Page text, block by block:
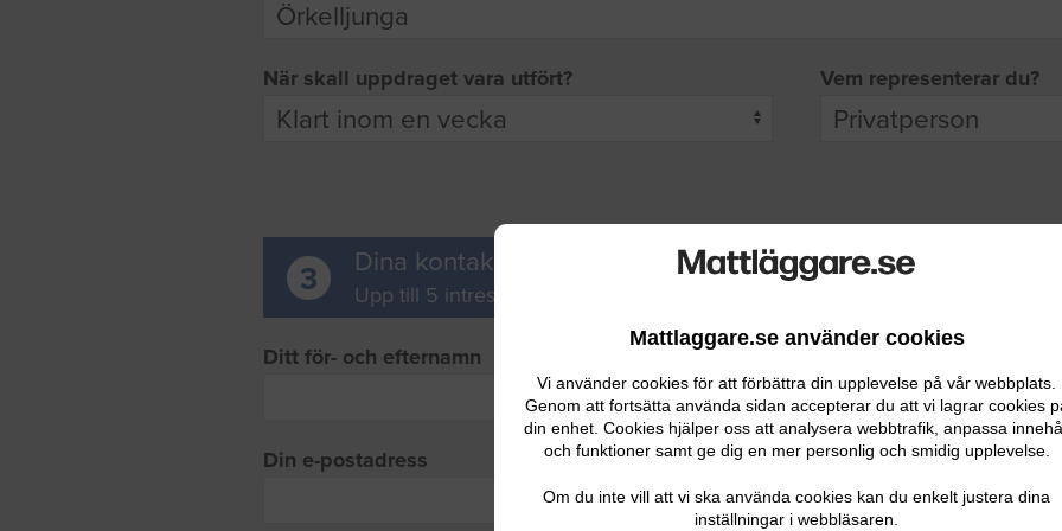
Mattlaggare.se använder cookies
Vi använder cookies för att förbättra din upplevelse på vår webbplats.
Genom att fortsätta använda sidan accepterar du att vi lagrar cookies
din enhet. Cookies hjälper oss att analysera webbtrafik, anpassa
och funktioner samt ge dig en mer personlig och smidig upplevelse.
Om du inte vill att vi ska använda cookies kan du enkelt justera dina
inställningar i webbläsaren.
När skall uppdraget vara utfört? Vem representerar du?
3 Dina kontaktuppgifter
Upp till 5 intresserade leverantörer får möjlighet att ta kontakt med dig.
Ditt för- och efternamn
Din e-postadress Ditt telefonnummer